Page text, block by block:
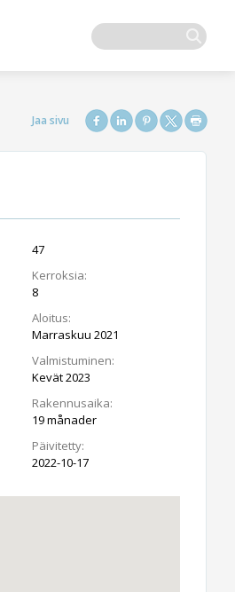
47
Kerroksia:
8
Aloitus:
Marraskuu 2021
Valmistuminen:
Kevät 2023
Rakennusaika:
19 månader
Päivitetty:
2022-10-17